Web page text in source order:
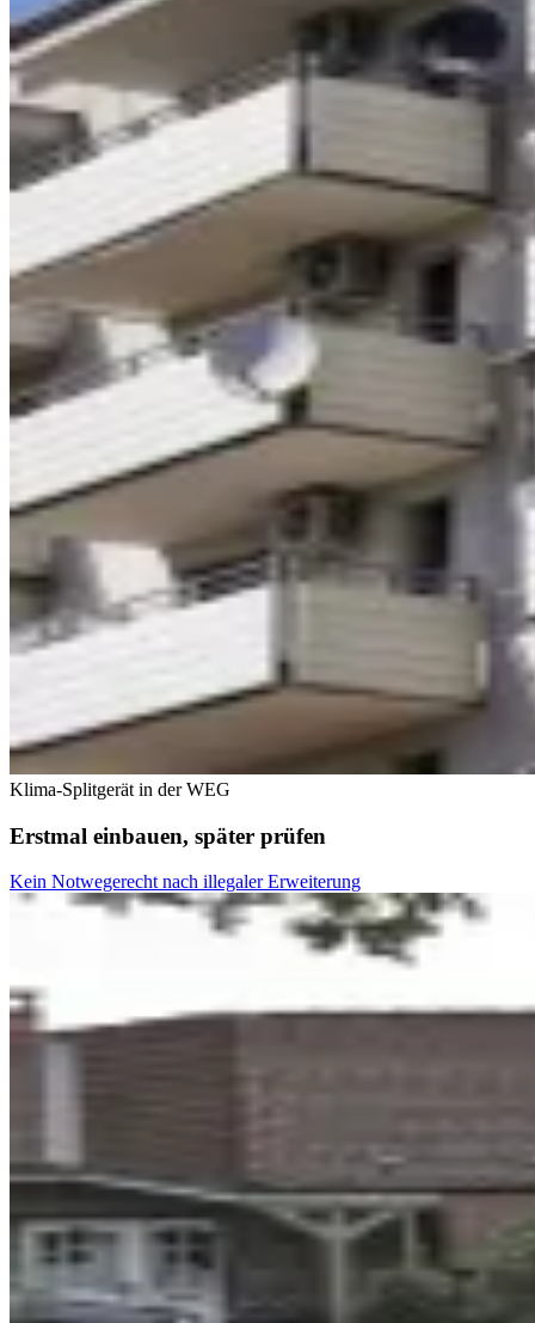
Klima-Splitgerät in der WEG
Erstmal einbauen, später prüfen
Kein Notwegerecht nach illegaler Erweiterung